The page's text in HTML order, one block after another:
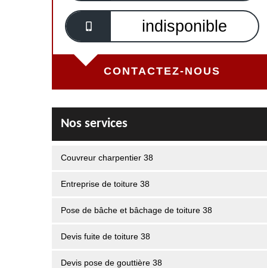
indisponible
CONTACTEZ-NOUS
Nos services
Couvreur charpentier 38
Entreprise de toiture 38
Pose de bâche et bâchage de toiture 38
Devis fuite de toiture 38
Devis pose de gouttière 38